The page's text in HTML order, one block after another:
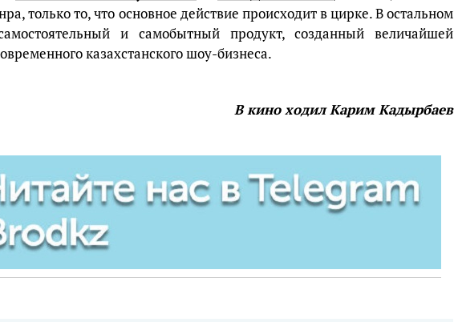
только то, что основное действие происходит в цирке. В остальном
и самобытный продукт, созданный величайшей
казахстанского шоу-бизнеса.
В кино ходил Карим Кадырбаев